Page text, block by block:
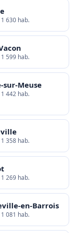
1 630 hab.
1 599 hab.
sur-Meuse
1 442 hab.
1 358 hab.
1 269 hab.
en-Barrois
1 081 hab.